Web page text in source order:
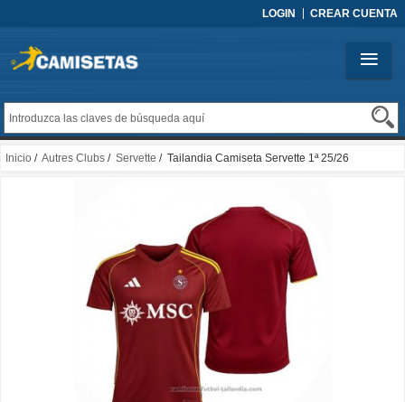
LOGIN CREAR CUENTA
Inicio / Autres Clubs / Servette / Tailandia Camiseta Servette 1ª 25/26